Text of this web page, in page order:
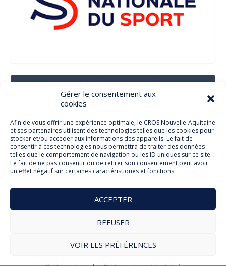
Gérer le consentement aux
cookies
Afin de vous offrir une expérience optimale, le CROS Nouvelle-Aquitaine
et ses partenaires utilisent des technologies telles que les cookies pour
stocker et/ou accéder aux informations des appareils. Le fait de
consentir à ces technologies nous permettra de traiter des données
telles que le comportement de navigation ou les ID uniques sur ce site.
Le fait de ne pas consentir ou de retirer son consentement peut avoir
un effet négatif sur certaines caractéristiques et fonctions.
ACCEPTER
REFUSER
VOIR LES PRÉFÉRENCES
Facebook
© Comité Régional Olympique et Sportif Nouvelle Aquitaine
2026
Mentions légales
Politique de cookies RGPD